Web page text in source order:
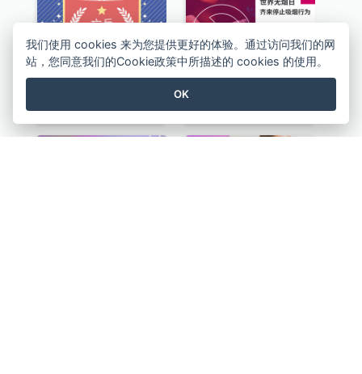
亡兵纪念日介绍Instagram帖子 紫色系世界无烟日宣传用Instagram帖子
我们使用 cookies 来为您提供更好的体验。通过访问我们的网
站，您同意我们的Cookie政策中所描述的 cookies 的使用。
OK